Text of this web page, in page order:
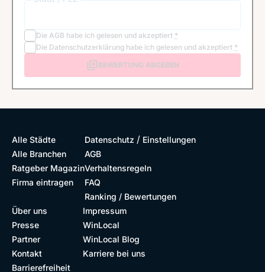
Die AGB habe ich gelesen und akzeptiert *
Die Datenschutzerklärung habe ich gelesen und akzeptiert *
BEWERTUNG ABGEBEN
Alle Städte
Alle Branchen
Ratgeber Magazin
Firma eintragen
Datenschutz / Einstellungen
AGB
Verhaltensregeln
FAQ
Ranking / Bewertungen
Über uns
Presse
Partner
Kontakt
Barrierefreiheit
Impressum
WinLocal
WinLocal Blog
Karriere bei uns